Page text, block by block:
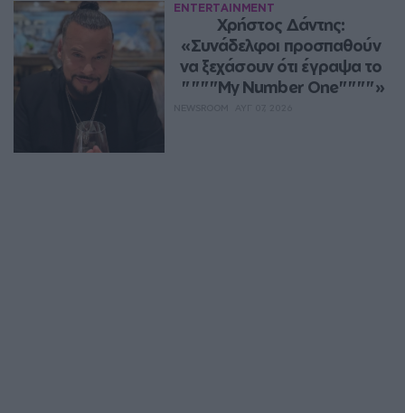
ENTERTAINMENT
Χρήστος Δάντης:
«Συνάδελφοι προσπαθούν
να ξεχάσουν ότι έγραψα το
""""My Number One""""»